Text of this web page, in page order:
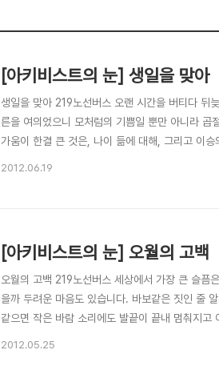
[아키비스트의 눈] 생일을 맞아
생일을 맞아 219노선버스 오랜 시간을 버티다 뒤
른을 여의었으니 모처럼의 기쁨일 뿐만 아니라
가움이 한결 큰 것은, 나이 듦에 대해, 그리고 이
2012.06.19
[아키비스트의 눈] 오월의 고백
오월의 고백 219노선버스 세상에서 가장 큰 슬픔
을까 두려운 마음도 있습니다. 바보같은 짓인 줄
같으면 작은 바람 소리에도 발끝이 끝내 멈춰지고
2012.05.25